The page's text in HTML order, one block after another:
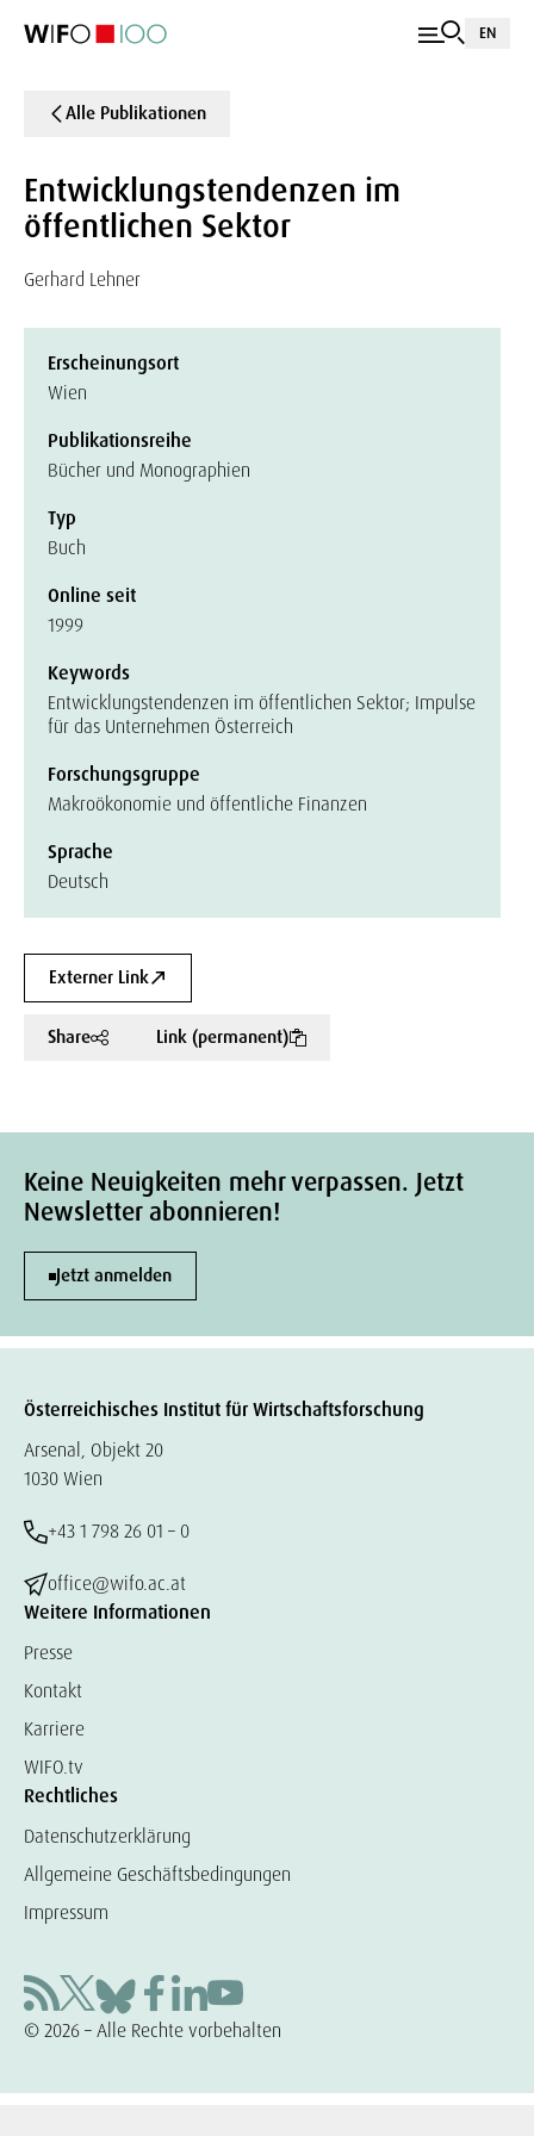
EN
Alle Publikationen
Entwicklungstendenzen im
öffentlichen Sektor
Gerhard Lehner
Erscheinungsort
Wien
Publikationsreihe
Bücher und Monographien
Typ
Buch
Online seit
1999
Keywords
Entwicklungstendenzen im öffentlichen Sektor; Impulse
für das Unternehmen Österreich
Forschungsgruppe
Makroökonomie und öffentliche Finanzen
Sprache
Deutsch
Externer Link
Share Link (permanent)
Keine Neuigkeiten mehr verpassen. Jetzt
Newsletter abonnieren!
Jetzt anmelden
Österreichisches Institut für Wirtschaftsforschung
Arsenal, Objekt 20
1030 Wien
+43 1 798 26 01 – 0
office@wifo.ac.at
Weitere Informationen
Presse
Kontakt
Karriere
WIFO.tv
Rechtliches
Datenschutzerklärung
Allgemeine Geschäftsbedingungen
Impressum
© 2026 – Alle Rechte vorbehalten